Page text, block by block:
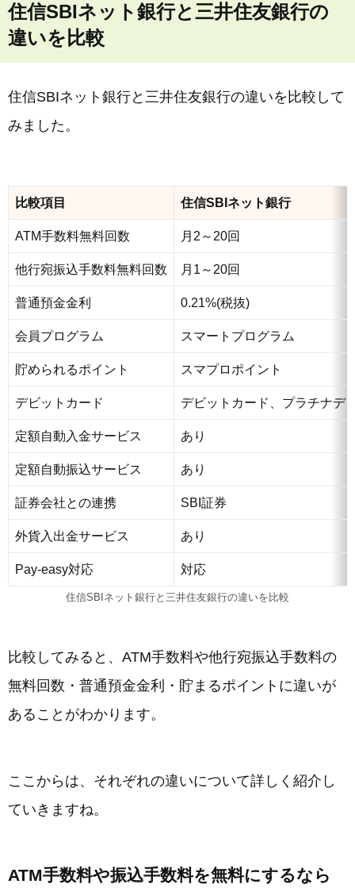
住信SBIネット銀行と三井住友銀行の
違いを比較
住信SBIネット銀行と三井住友銀行の違いを比較して
みました。
比較項目 住信SBIネット銀行
ATM手数料無料回数 月2～20回
他行宛振込手数料無料回数 月1～20回
普通預金金利 0.21%(税抜)
会員プログラム スマートプログラム
貯められるポイント スマプロポイント
デビットカード デビットカード、プラチナデ
定額自動入金サービス あり
定額自動振込サービス あり
証券会社との連携 SBI証券
外貨入出金サービス あり
Pay-easy対応 対応
住信SBIネット銀行と三井住友銀行の違いを比較
比較してみると、ATM手数料や他行宛振込手数料の
無料回数・普通預金金利・貯まるポイントに違いが
あることがわかります。
ここからは、それぞれの違いについて詳しく紹介し
ていきますね。
ATM手数料や振込手数料を無料にするなら